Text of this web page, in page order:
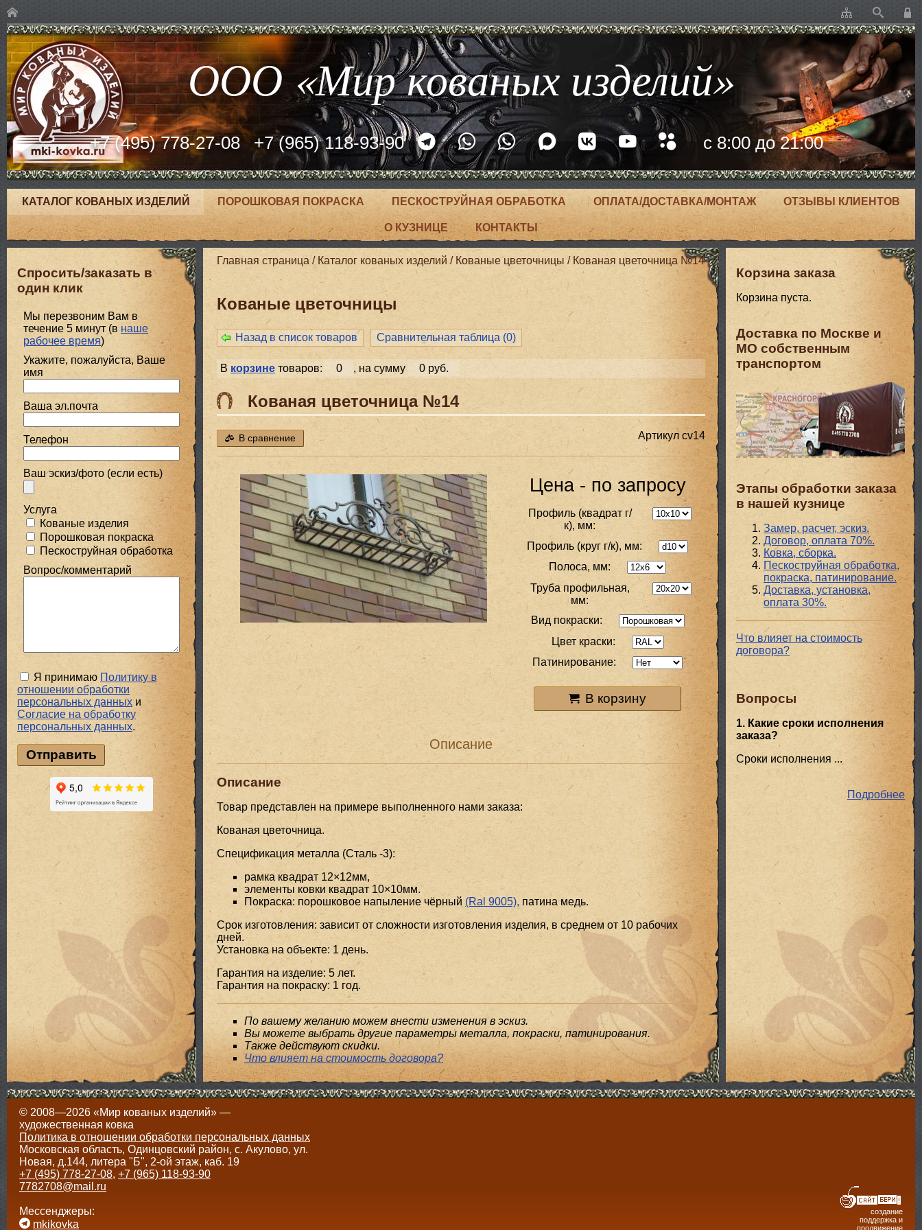
ООО «Мир кованых изделий»
+7 (495) 778-27-08 +7 (965) 118-93-90 с 8:00 до 21:00
КАТАЛОГ КОВАНЫХ ИЗДЕЛИЙ ПОРОШКОВАЯ ПОКРАСКА ПЕСКОСТРУЙНАЯ ОБРАБОТКА ОПЛАТА/ДОСТАВКА/МОНТАЖ ОТЗЫВЫ КЛИЕНТОВ
О КУЗНИЦЕ КОНТАКТЫ
Главная страница / Каталог кованых изделий / Кованые цветочницы / Кованая цветочница №14
Кованые цветочницы
Назад в список товаров Сравнительная таблица (0)
В корзинетоваров: 0 , на сумму 0 руб.
Кованая цветочница №14
В сравнение Артикул cv14
Цена - по запросу
Профиль (квадрат г/
к), мм:
Профиль (круг г/к), мм:
Полоса, мм:
Труба профильная,
мм:
Вид покраски:
Цвет краски:
Патинирование:
В корзину
Описание
Описание
Товар представлен на примере выполненного нами заказа:
Кованая цветочница.
Спецификация металла (Сталь -3):
рамка квадрат 12×12мм,
элементы ковки квадрат 10×10мм.
Покраска: порошковое напыление чёрный (Ral 9005), патина медь.
Срок изготовления: зависит от сложности изготовления изделия, в среднем от 10 рабочих
дней.
Установка на объекте: 1 день.
Гарантия на изделие: 5 лет.
Гарантия на покраску: 1 год.
По вашему желанию можем внести изменения в эскиз.
Вы можете выбрать другие параметры металла, покраски, патинирования.
Также действуют скидки.
Что влияет на стоимость договора?
Спросить/заказать в
один клик
Мы перезвоним Вам в
течение 5 минут (в наше
рабочее время)
Укажите, пожалуйста, Ваше
имя
Ваша эл.почта
Телефон
Ваш эскиз/фото (если есть)
Услуга
Кованые изделия
Порошковая покраска
Пескоструйная обработка
Вопрос/комментарий
Я принимаю Политику в
отношении обработки
персональных данных и
Cогласие на обработку
персональных данных.
Корзина заказа
Корзина пуста.
Доставка по Москве и
МО собственным
транспортом
Этапы обработки заказа
в нашей кузнице
Замер, расчет, эскиз.
Договор, оплата 70%.
Ковка, сборка.
Пескоструйная обработка,
покраска, патинирование.
Доставка, установка,
оплата 30%.
Что влияет на стоимость
договора?
Вопросы
1. Какие сроки исполнения
заказа?
Сроки исполнения ...
Подробнее
© 2008—2026 «Мир кованых изделий» —
художественная ковка
Политика в отношении обработки персональных данных
Московская область, Одинцовский район, с. Акулово, ул.
Новая, д.144, литера "Б", 2-ой этаж, каб. 19
+7 (495) 778-27-08, +7 (965) 118-93-90
7782708@mail.ru
Мессенджеры:
mkikovka
создание
поддержка и
продвижение